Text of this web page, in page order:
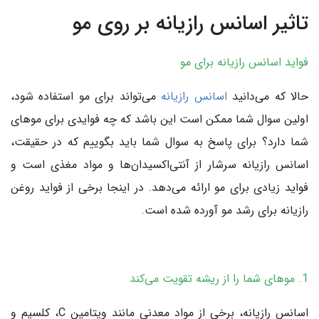
تاثیر اسانس رازیانه بر روی مو
فواید اسانس رازیانه برای مو
حالا که می‌دانید اسانس رازیانه می‌تواند برای مو استفاده شود،
اولین سوال شما ممکن است این باشد که چه فوایدی برای موهای
شما دارد؟ برای پاسخ به سوال شما باید بگوییم که در حقیقت،
اسانس رازیانه سرشار از آنتی‌اکسیدان‌ها و مواد مغذی است و
فواید زیادی برای مو ارائه می‌دهد. در اینجا برخی از فواید روغن
رازیانه برای رشد مو آورده شده است.
1. موهای شما را از ریشه تقویت می‌کند
اسانس رازیانه، برخی از مواد معدنی مانند ویتامین C، کلسیم و